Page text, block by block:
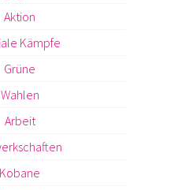
Aktion
Kämpfe
Grüne
Wahlen
Arbeit
Kobane